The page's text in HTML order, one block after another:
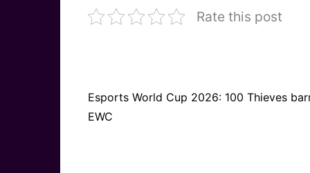
Rate this post
Esports World Cup 2026: 100 Thieves
EWC